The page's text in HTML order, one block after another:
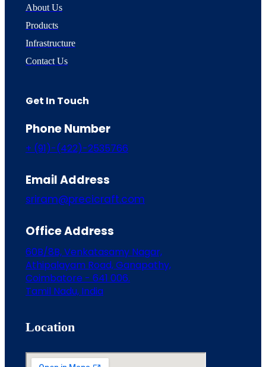
About Us
Products
Infrastructure
Contact Us
Get In Touch
Phone Number
+ (91)-(422)-2535766
Email Address
sriram@precicraft.com
Office Address
60B/8B, Venkatasamy Nagar,
Athipalayam Road, Ganapathy,
Coimbatore - 641 006.
Tamil Nadu, India
Location